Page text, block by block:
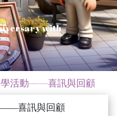
HKDSE
with
of God's truth
學活動——喜訊與回顧
——喜訊與回顧